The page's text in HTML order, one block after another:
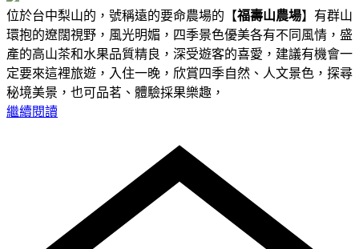
位於台中梨山的，號稱遠的要命農場的【福壽山農場】有群山
環抱的遼闊視野，風光明媚，四季景色優美各有不同風情，盛
產的高山茶和水果品質精良，深受遊客的喜愛，建議有機會一
定要來這裡旅遊，入住一晚，欣賞四季自然、人文景色，探尋
秘境美景，也可品茗、體驗採果樂趣，
繼續閱讀